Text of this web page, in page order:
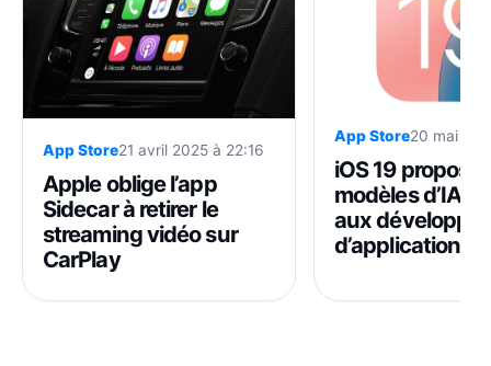
App Store21 avril 2025 à 22:16
Apple oblige l’app
Sidecar à retirer le
streaming vidéo sur
CarPlay
App Store20 mai
iOS 19
modèles d’IA
aux
d’applications